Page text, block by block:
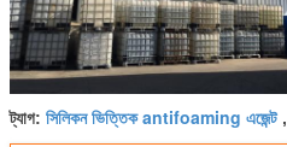
ট্যাগ: সিলিকন ভিত্তিক antifoaming এজেন্ট,